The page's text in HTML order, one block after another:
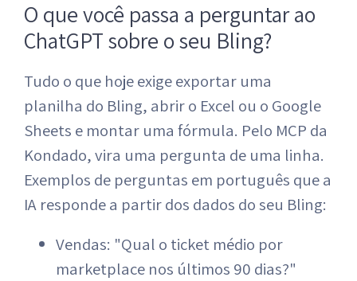
O que você passa a perguntar ao
ChatGPT sobre o seu Bling?
Tudo o que hoje exige exportar uma
planilha do Bling, abrir o Excel ou o Google
Sheets e montar uma fórmula. Pelo MCP da
Kondado, vira uma pergunta de uma linha.
Exemplos de perguntas em português que a
IA responde a partir dos dados do seu Bling:
Vendas: "Qual o ticket médio por
marketplace nos últimos 90 dias?"